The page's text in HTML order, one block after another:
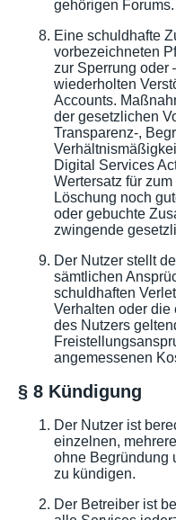
gehörigen Forums.
Eine schuldhafte
vorbezeichneten
zur Sperrung oder
wiederholten
Accounts.
der gesetzlichen
Transparenz-,
Digital Services
Wertersatz für
Löschung noch
oder gebuchte
zwingende
Der Nutzer stellt
sämtlichen
schuldhaften
Verhalten oder die
des Nutzers
angemessenen
§ 8 Kündigung
Der Nutzer ist
einzelnen,
ohne Begründung
zu kündigen.
Der Betreiber ist